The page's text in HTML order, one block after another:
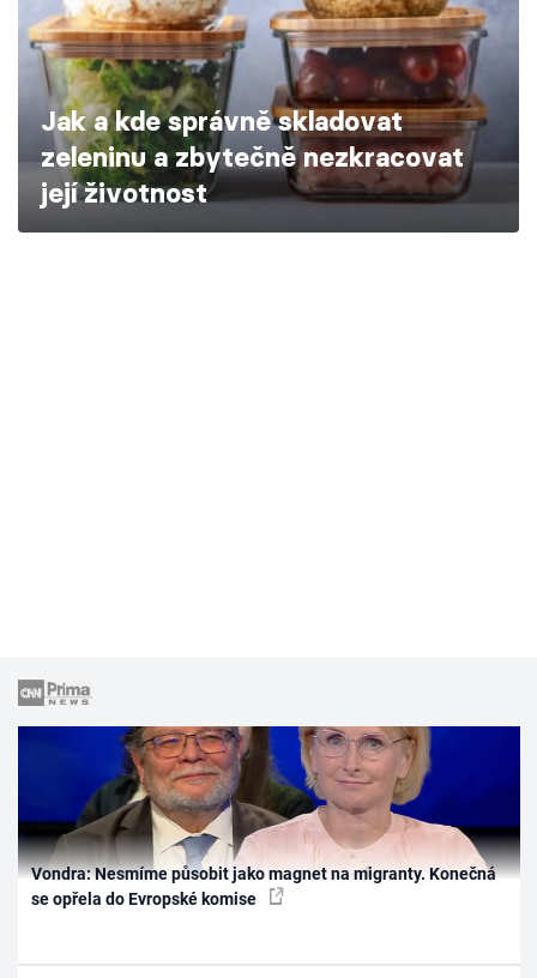
Škola vaření
Recepty z TV
Speciál: Cuketa
Těhotnej kuchař
Jak a kde správně skladovat
zeleninu a zbytečně nezkracovat
její životnost
Vondra: Nesmíme působit jako magnet na migranty. Konečná
se opřela do Evropské komise